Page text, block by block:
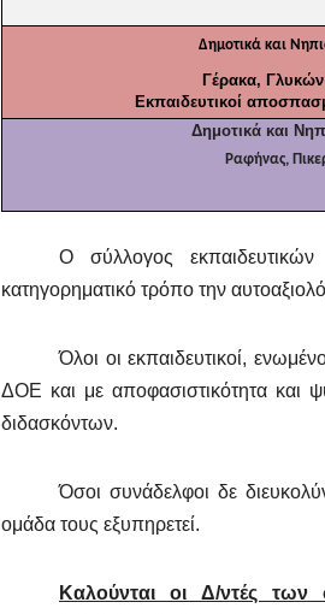
Δημοτικά και
Γέρακα,
Εκπαιδευτικοί
Δημοτικά και
Ραφήνας,
Ο σύλλογος
κατηγορηματικό τρόπο την
Όλοι οι εκπαιδευτικοί,
ΔΟΕ και με αποφασιστικότητα και
διδασκόντων.
Όσοι συνάδελφοι δε
ομάδα τους εξυπηρετεί.
Καλούνται οι Δ/ντές